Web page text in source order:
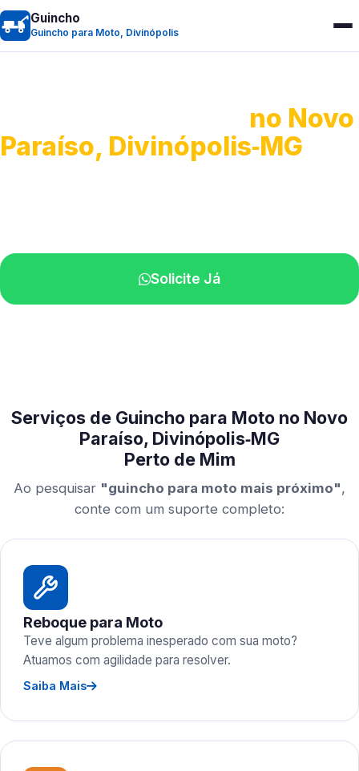
Guincho
Guincho para Moto, Divinópolis
no Novo
Paraíso, Divinópolis‑MG
Solicite Já
Serviços de Guincho para Moto no Novo
Paraíso, Divinópolis‑MG
Perto de Mim
Ao pesquisar "guincho para moto mais próximo",
conte com um suporte completo:
Reboque para Moto
Teve algum problema inesperado com sua moto?
Atuamos com agilidade para resolver.
Saiba Mais